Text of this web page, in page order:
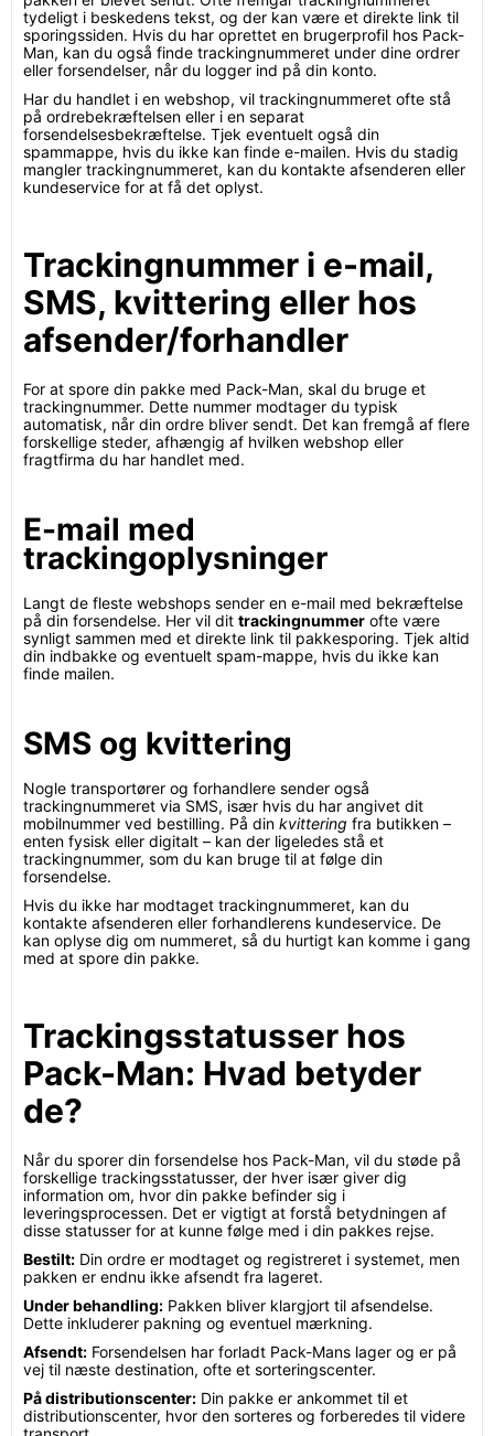
tydeligt i beskedens tekst, og der kan være et direkte link til
sporingssiden. Hvis du har oprettet en brugerprofil hos Pack-
Man, kan du også finde trackingnummeret under dine ordrer
eller forsendelser, når du logger ind på din konto.
Har du handlet i en webshop, vil trackingnummeret ofte stå
på ordrebekræftelsen eller i en separat
forsendelsesbekræftelse. Tjek eventuelt også din
spammappe, hvis du ikke kan finde e-mailen. Hvis du stadig
mangler trackingnummeret, kan du kontakte afsenderen eller
kundeservice for at få det oplyst.
Trackingnummer i e-mail,
SMS, kvittering eller hos
afsender/forhandler
For at spore din pakke med Pack-Man, skal du bruge et
trackingnummer. Dette nummer modtager du typisk
automatisk, når din ordre bliver sendt. Det kan fremgå af flere
forskellige steder, afhængig af hvilken webshop eller
fragtfirma du har handlet med.
E-mail med
trackingoplysninger
Langt de fleste webshops sender en e-mail med bekræftelse
på din forsendelse. Her vil dit trackingnummer ofte være
synligt sammen med et direkte link til pakkesporing. Tjek altid
din indbakke og eventuelt spam-mappe, hvis du ikke kan
finde mailen.
SMS og kvittering
Nogle transportører og forhandlere sender også
trackingnummeret via SMS, især hvis du har angivet dit
mobilnummer ved bestilling. På din kvittering fra butikken –
enten fysisk eller digitalt – kan der ligeledes stå et
trackingnummer, som du kan bruge til at følge din
forsendelse.
Hvis du ikke har modtaget trackingnummeret, kan du
kontakte afsenderen eller forhandlerens kundeservice. De
kan oplyse dig om nummeret, så du hurtigt kan komme i gang
med at spore din pakke.
Trackingsstatusser hos
Pack-Man: Hvad betyder
de?
Når du sporer din forsendelse hos Pack-Man, vil du støde på
forskellige trackingsstatusser, der hver især giver dig
information om, hvor din pakke befinder sig i
leveringsprocessen. Det er vigtigt at forstå betydningen af
disse statusser for at kunne følge med i din pakkes rejse.
Bestilt: Din ordre er modtaget og registreret i systemet, men
pakken er endnu ikke afsendt fra lageret.
Under behandling: Pakken bliver klargjort til afsendelse.
Dette inkluderer pakning og eventuel mærkning.
Afsendt: Forsendelsen har forladt Pack-Mans lager og er på
vej til næste destination, ofte et sorteringscenter.
På distributionscenter: Din pakke er ankommet til et
distributionscenter, hvor den sorteres og forberedes til videre